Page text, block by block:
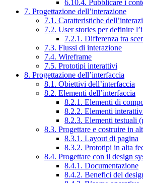
6.10.4. Pubblicare i
7. Progettazione dell’interazione
7.1. Caratteristiche
7.2. User stories per definire
7.2.1. Differenza tra
7.3. Flussi di interazione
7.4. Wireframe
7.5. Prototipi interattivi
8. Progettazione dell’interfaccia
8.1. Obiettivi dell’interfaccia
8.2. Elementi dell’interfaccia
8.2.1. Elementi di
8.2.2. Elementi
8.2.3. Elementi testuali
8.3. Progettare e costruire in
8.3.1. Layout di pagina
8.3.2. Prototipi in alta
8.4. Progettare con il design
8.4.1. Documentazione
8.4.2. Benefici del